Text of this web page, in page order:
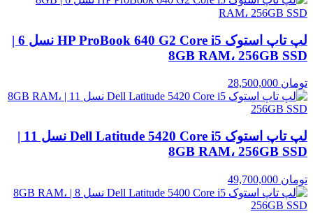
لپ تاپ استوک HP ProBook 640 G2 Core i5 نسل 6 |
8GB RAM، 256GB SSD
تومان
لپ تاپ استوک Dell Latitude 5420 Core i5 نسل 11 |
8GB RAM، 256GB SSD
تومان